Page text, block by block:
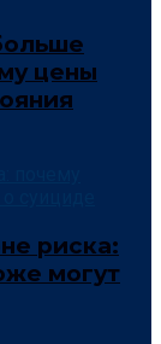
цены
риска:
могут